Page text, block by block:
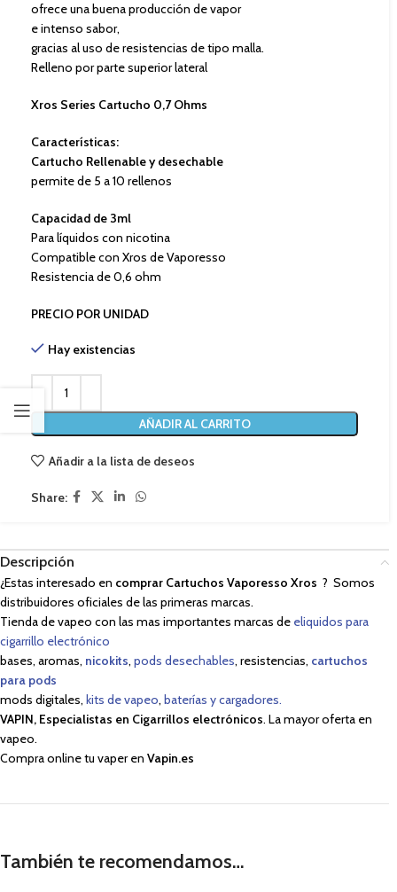
ofrece una buena producción de vapor
e intenso sabor,
gracias al uso de resistencias de tipo malla.
Relleno por parte superior lateral
Xros Series Cartucho 0,7 Ohms
Características:
Cartucho Rellenable y desechable
permite de 5 a 10 rellenos
Capacidad de 3ml
Para líquidos con nicotina
Compatible con Xros de Vaporesso
Resistencia de 0,6 ohm
PRECIO POR UNIDAD
Hay existencias
AÑADIR AL CARRITO
Añadir a la lista de deseos
Share:
Descripción
¿Estas interesado en comprar Cartuchos Vaporesso Xros ? Somos
distribuidores oficiales de las primeras marcas.
Tienda de vapeo con las mas importantes marcas de eliquidos para
cigarrillo electrónico
bases, aromas, nicokits, pods desechables, resistencias, cartuchos
para pods
mods digitales, kits de vapeo, baterías y cargadores.
VAPIN, Especialistas en Cigarrillos electrónicos. La mayor oferta en
vapeo.
Compra online tu vaper en Vapin.es
También te recomendamos…